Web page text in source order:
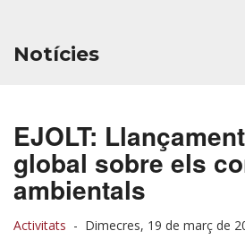
Notícies
EJOLT:
global sobre els
ambientals
Activitats - Dimecres, 19 de març de